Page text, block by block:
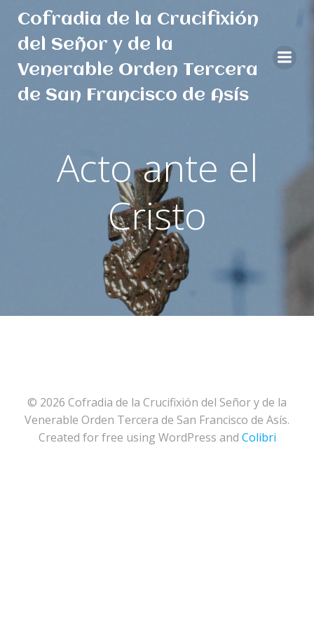
al
contenido
Cofradia de la Crucifixión
del Señor y de la
Venerable Orden Tercera
de San Francisco de Asís
Acto ante el
Cristo
© 2026 Cofradia de la Crucifixión del Señor y de la
Venerable Orden Tercera de San Francisco de Asís.
Created for free using WordPress and Colibri